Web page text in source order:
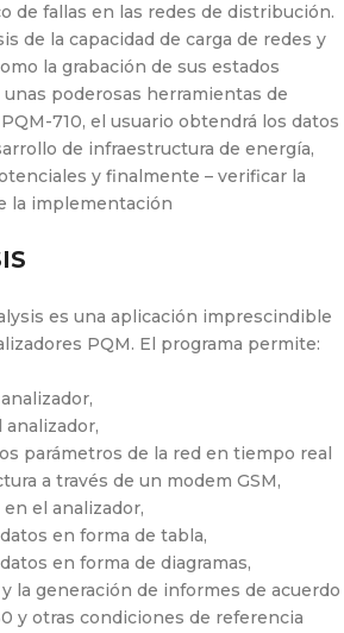
de fallas en las redes de distribución.
de la capacidad de carga de redes y
la grabación de sus estados
unas poderosas herramientas de
710, el usuario obtendrá los datos
de infraestructura de energía,
y finalmente – verificar la
la implementación
es una aplicación imprescindible
PQM. El programa permite:
analizador,
parámetros de la red en tiempo real
a través de un modem GSM,
el analizador,
en forma de tabla,
en forma de diagramas,
la generación de informes de acuerdo
y otras condiciones de referencia